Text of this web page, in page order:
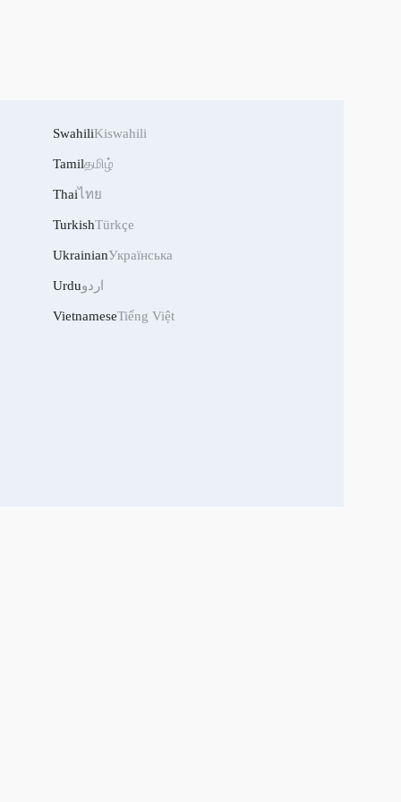
SwahiliKiswahili
Tamilதமிழ்
Thaiไทย
TurkishTürkçe
UkrainianУкраїнська
Urduاردو
VietnameseTiếng Việt